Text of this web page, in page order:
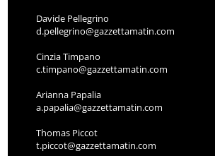
Davide Pellegrino
d.pellegrino@gazzettamatin.com
Cinzia Timpano
c.timpano@gazzettamatin.com
Arianna Papalia
a.papalia@gazzettamatin.com
Thomas Piccot
t.piccot@gazzettamatin.com